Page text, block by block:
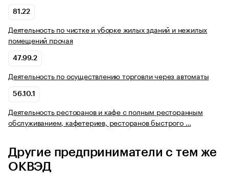
81.22
Деятельность по чистке и уборке жилых зданий и нежилых
помещений прочая
47.99.2
Деятельность по осуществлению торговли через автоматы
56.10.1
Деятельность ресторанов и кафе с полным ресторанным
обслуживанием, кафетериев, ресторанов быстрого …
Другие предприниматели с тем же
ОКВЭД